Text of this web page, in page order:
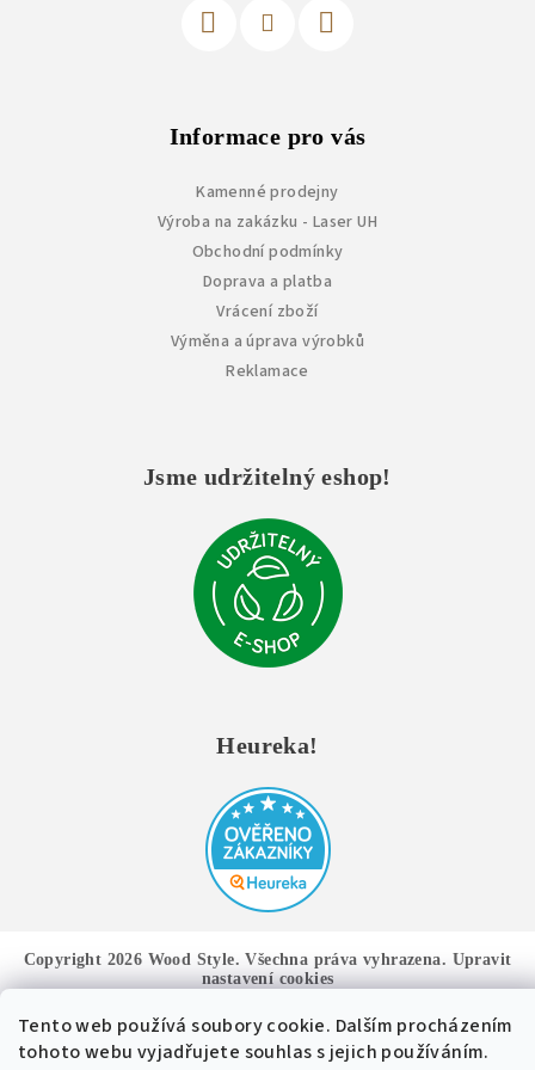
Tento web používá soubory cookie. Dalším procházením
tohoto webu vyjadřujete souhlas s jejich používáním.
Informace pro vás
Kamenné prodejny
Výroba na zakázku - Laser UH
Obchodní podmínky
Doprava a platba
Vrácení zboží
Výměna a úprava výrobků
Reklamace
Jsme udržitelný eshop!
Heureka!
Copyright 2026 Wood Style. Všechna práva vyhrazena. Upravit
nastavení cookies
Vytvořil Shoptet